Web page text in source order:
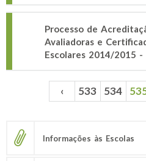
Processo de
Avaliadoras e
Escolares 2014/2015 -
Páginas ‹ 533 534
Informações às Escolas